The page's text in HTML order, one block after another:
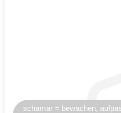
schamar = bewachen,